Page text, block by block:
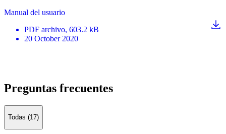
Manual del usuario
PDF archivo, 603.2 kB
20 October 2020
Preguntas frecuentes
Todas (17)